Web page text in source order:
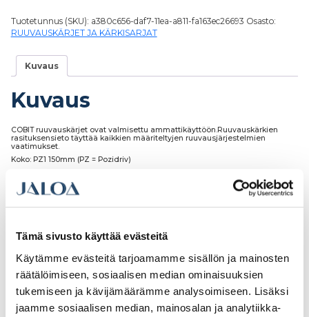
Tämä sivusto käyttää evästeitä
Käytämme evästeitä tarjoamamme sisällön ja mainosten
räätälöimiseen, sosiaalisen median ominaisuuksien
tukemiseen ja kävijämäärämme analysoimiseen. Lisäksi
jaamme sosiaalisen median, mainosalan ja analytiikka-
Tuotetunnus (SKU): a380c656-daf7-11ea-a811-fa163ec26693 Osasto:
RUUVAUSKÄRJET JA KÄRKISARJAT
Kuvaus
Kuvaus
COBIT ruuvauskärjet ovat valmisettu ammattikäyttöön.Ruuvauskärkien
rasituksensieto täyttää kaikkien määriteltyjen ruuvausjärjestelmien
vaatimukset.
Koko: PZ1 150mm (PZ = Pozidriv)
Tutustu myös